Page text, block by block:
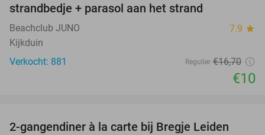
strandbedje + parasol aan het strand
Beachclub JUNO 7.9 star
Kijkduin
Verkocht: 881
Regulier €16,70
€10
2-gangendiner à la carte bij Bregje Leiden